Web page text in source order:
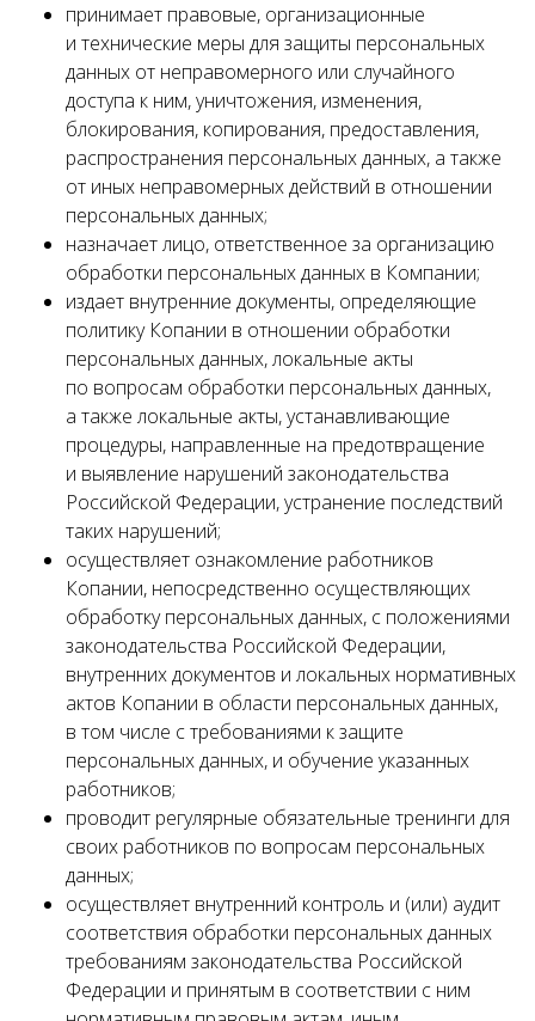
принимает правовые, организационные
и технические меры для защиты персональных
данных от неправомерного или случайного
доступа к ним, уничтожения, изменения,
блокирования, копирования, предоставления,
распространения персональных данных, а также
от иных неправомерных действий в отношении
персональных данных;
назначает лицо, ответственное за организацию
обработки персональных данных в Компании;
издает внутренние документы, определяющие
политику Копании в отношении обработки
персональных данных, локальные акты
по вопросам обработки персональных данных,
а также локальные акты, устанавливающие
процедуры, направленные на предотвращение
и выявление нарушений законодательства
Российской Федерации, устранение последствий
таких нарушений;
осуществляет ознакомление работников
Копании, непосредственно осуществляющих
обработку персональных данных, с положениями
законодательства Российской Федерации,
внутренних документов и локальных нормативных
актов Копании в области персональных данных,
в том числе с требованиями к защите
персональных данных, и обучение указанных
работников;
проводит регулярные обязательные тренинги для
своих работников по вопросам персональных
данных;
осуществляет внутренний контроль и (или) аудит
соответствия обработки персональных данных
требованиям законодательства Российской
Федерации и принятым в соответствии с ним